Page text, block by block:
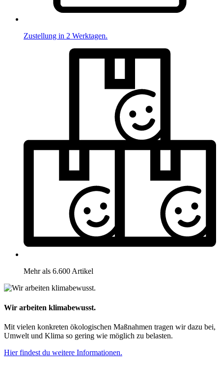
Zustellung in 2 Werktagen.
Mehr als 6.600 Artikel
Wir arbeiten klimabewusst.
Mit vielen konkreten ökologischen Maßnahmen tragen wir dazu bei,
Umwelt und Klima so gering wie möglich zu belasten.
Hier findest du weitere Informationen.